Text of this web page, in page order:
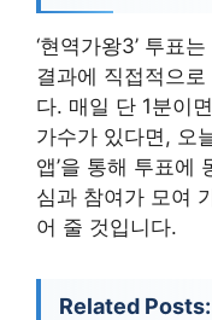
‘현역가왕3’ 투표
결과에 직접적으
다. 매일 단 1분이
가수가 있다면, 오
앱’을 통해 투표에
심과 참여가 모여
어 줄 것입니다.
Related Posts: